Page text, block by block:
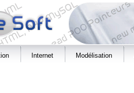
Internet Modélisation